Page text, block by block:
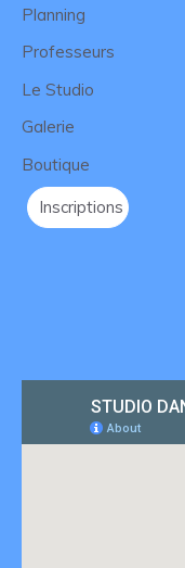
Planning
Professeurs
Le Studio
Galerie
Boutique
Inscriptions